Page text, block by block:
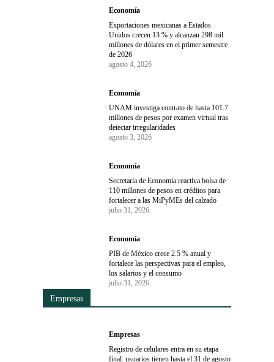
Economía
Exportaciones mexicanas a Estados
Unidos crecen 13 % y alcanzan 298 mil
millones de dólares en el primer semestre
de 2026
agosto 4, 2026
Economía
UNAM investiga contrato de hasta 101.7
millones de pesos por examen virtual tras
detectar irregularidades
agosto 3, 2026
Economía
Secretaría de Economía reactiva bolsa de
110 millones de pesos en créditos para
fortalecer a las MiPyMEs del calzado
julio 31, 2026
Economía
PIB de México crece 2.5 % anual y
fortalece las perspectivas para el empleo,
los salarios y el consumo
julio 31, 2026
Empresas
Empresas
Registro de celulares entra en su etapa
final: usuarios tienen hasta el 31 de agosto